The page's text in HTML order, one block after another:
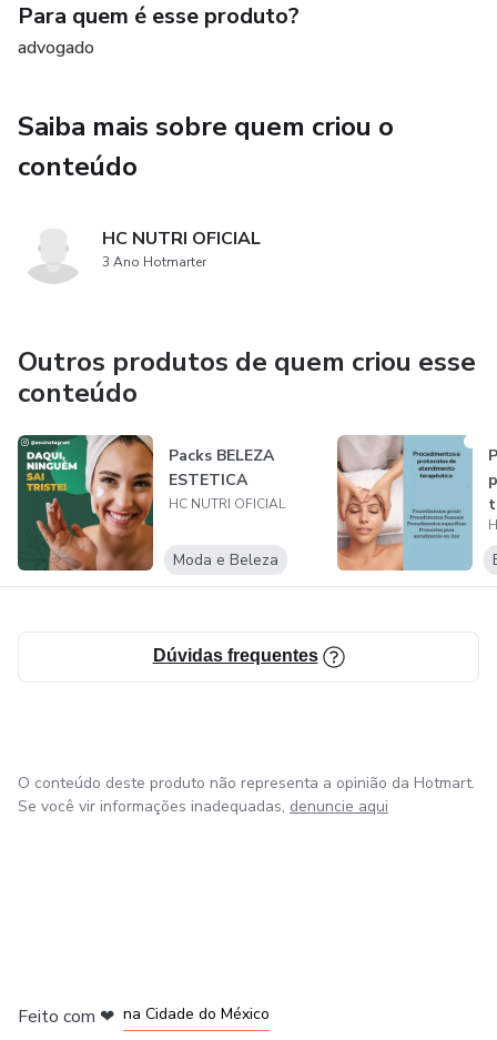
•Esse Pack e para quem?
-Nao tem tempo de fazer design
•Oque é necessário
Para quem é esse produto?
advogado
Saiba mais sobre quem criou o
conteúdo
HC NUTRI OFICIAL
3 Ano Hotmarter
Outros produtos de quem criou esse
conteúdo
Packs BELEZA
ESTETICA
HC NUTRI OFICIAL
Moda e Beleza
Dúvidas frequentes
O conteúdo deste produto não representa a opinião da Hotmart.
Se você vir informações inadequadas, denuncie aqui
Feito com ❤ na Cidade do México